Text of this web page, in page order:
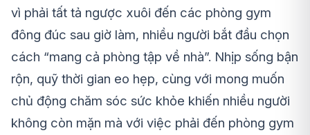
vì phải tất tả ngược xuôi đến các phòng gym
đông đúc sau giờ làm, nhiều người bắt đầu chọn
cách “mang cả phòng tập về nhà”. Nhịp sống bận
rộn, quỹ thời gian eo hẹp, cùng với mong muốn
chủ động chăm sóc sức khỏe khiến nhiều người
không còn mặn mà với việc phải đến phòng gym